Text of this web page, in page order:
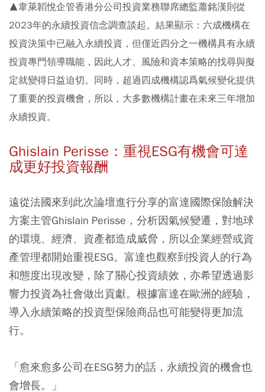
▲韋萊韜悅企管香港分公司投資業務聯席總監蕭銘漢則從
2023年的永續投資信念調查談起。結果顯示：六成機構在
投資決策中已融入永續投資，但僅近四分之一機構具有永續
投資專門領導職能，因此人才、風險和資本策略的找尋與擬
定就變得日益迫切。同時，超過四成機構認爲氣候變化提供
了重要的投資機會，所以，大多數機構計畫在未來三年增加
永續投資。
Ghislain Perisse：重視ESG有機會可達
成更好投資報酬
遠從法國來到此次論壇進行分享的富達國際保險解決
方案主管Ghislain Perisse，分析因氣候變遷，對地球
的環境、經濟、資產都造成威脅，所以企業經營或資
產管理都開始重視ESG。富達也觀察到投資人的行為
和態度出現改變，除了關心投資績效，亦希望透過影
響力投資為社會做出貢獻。根據富達在歐洲的經驗，
導入永續策略的投資型保險商品也可能變得更加流
行。
「愈來愈多公司在ESG努力的話，永續投資的機會也
會增長。」